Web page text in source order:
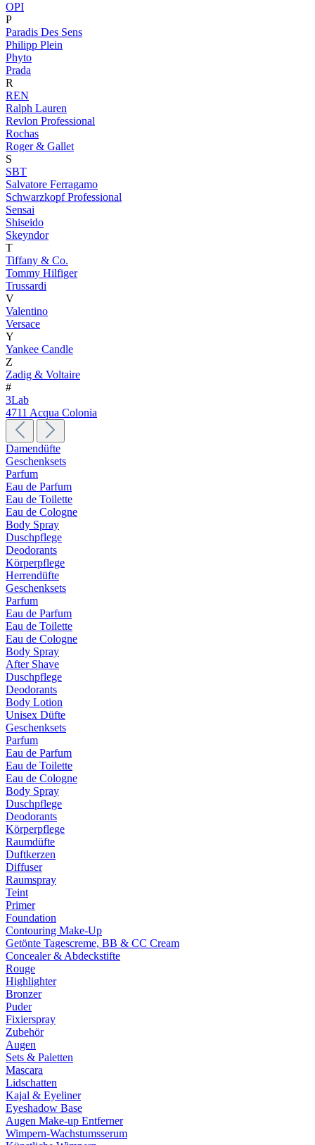
OPI
P
Paradis Des Sens
Philipp Plein
Phyto
Prada
R
REN
Ralph Lauren
Revlon Professional
Rochas
Roger & Gallet
S
SBT
Salvatore Ferragamo
Schwarzkopf Professional
Sensai
Shiseido
Skeyndor
T
Tiffany & Co.
Tommy Hilfiger
Trussardi
V
Valentino
Versace
Y
Yankee Candle
Z
Zadig & Voltaire
#
3Lab
4711 Acqua Colonia
Damendüfte
Geschenksets
Parfum
Eau de Parfum
Eau de Toilette
Eau de Cologne
Body Spray
Duschpflege
Deodorants
Körperpflege
Herrendüfte
Geschenksets
Parfum
Eau de Parfum
Eau de Toilette
Eau de Cologne
Body Spray
After Shave
Duschpflege
Deodorants
Body Lotion
Unisex Düfte
Geschenksets
Parfum
Eau de Parfum
Eau de Toilette
Eau de Cologne
Body Spray
Duschpflege
Deodorants
Körperpflege
Raumdüfte
Duftkerzen
Diffuser
Raumspray
Teint
Primer
Foundation
Contouring Make-Up
Getönte Tagescreme, BB & CC Cream
Concealer & Abdeckstifte
Rouge
Highlighter
Bronzer
Puder
Fixierspray
Zubehör
Augen
Sets & Paletten
Mascara
Lidschatten
Kajal & Eyeliner
Eyeshadow Base
Augen Make-up Entferner
Wimpern-Wachstumsserum